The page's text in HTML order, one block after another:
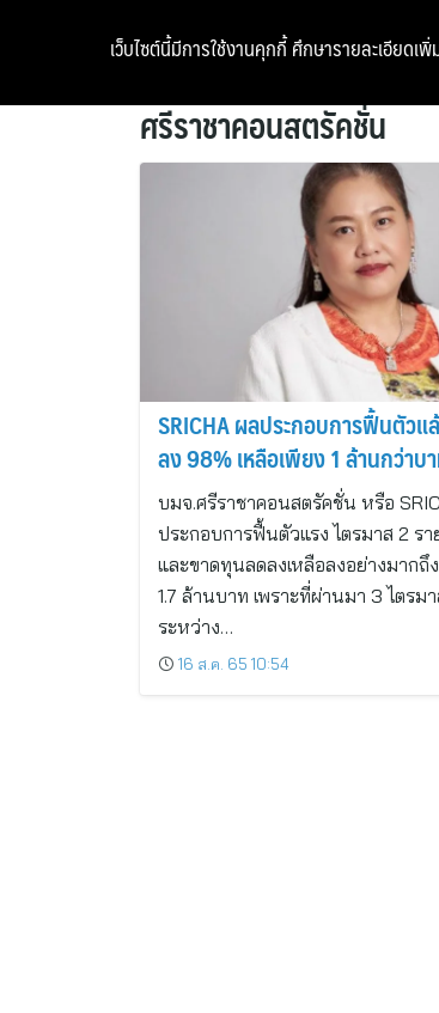
ศรีราชาคอนสตรัคชั่น
SRICHA ผลประกอบการฟื้นตัว
ลง 98% เหลือเพียง 1 ล้านกว่าบ
บมจ.ศรีราชาคอนสตรัคชั่น หรือ
ประกอบการฟื้นตัวแรง ไตรมาส 2 รา
และขาดทุนลดลงเหลือลงอย่างมากถึ
1.7 ล้านบาท เพราะที่ผ่านมา 3 ไตรม
ระหว่าง…
16 ส.ค. 65 10:54
เว็บไซต์นี้มีการใช้งานคุกกี้ ศึกษารายละเอียดเพิ่